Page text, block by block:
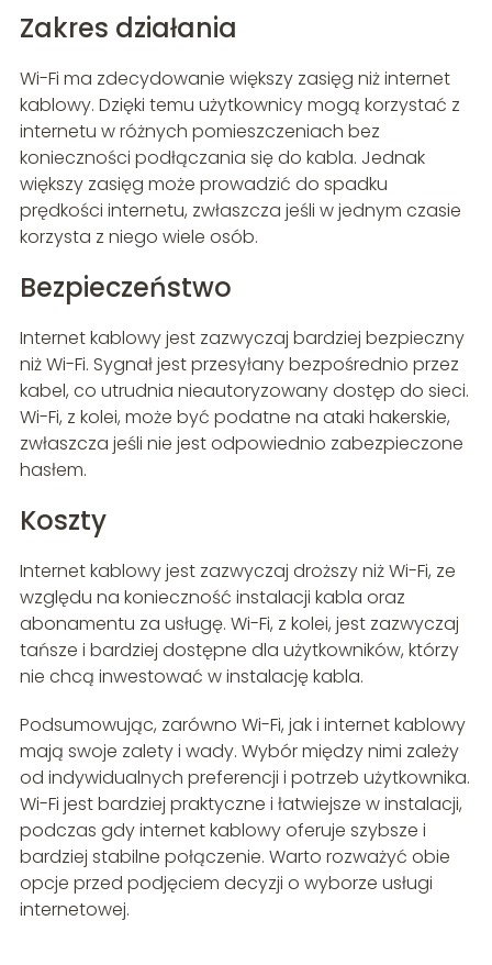
Zakres działania
Wi-Fi ma zdecydowanie większy zasięg niż internet
kablowy. Dzięki temu użytkownicy mogą korzystać z
internetu w różnych pomieszczeniach bez
konieczności podłączania się do kabla. Jednak
większy zasięg może prowadzić do spadku
prędkości internetu, zwłaszcza jeśli w jednym czasie
korzysta z niego wiele osób.
Bezpieczeństwo
Internet kablowy jest zazwyczaj bardziej bezpieczny
niż Wi-Fi. Sygnał jest przesyłany bezpośrednio przez
kabel, co utrudnia nieautoryzowany dostęp do sieci.
Wi-Fi, z kolei, może być podatne na ataki hakerskie,
zwłaszcza jeśli nie jest odpowiednio zabezpieczone
hasłem.
Koszty
Internet kablowy jest zazwyczaj droższy niż Wi-Fi, ze
względu na konieczność instalacji kabla oraz
abonamentu za usługę. Wi-Fi, z kolei, jest zazwyczaj
tańsze i bardziej dostępne dla użytkowników, którzy
nie chcą inwestować w instalację kabla.
Podsumowując, zarówno Wi-Fi, jak i internet kablowy
mają swoje zalety i wady. Wybór między nimi zależy
od indywidualnych preferencji i potrzeb użytkownika.
Wi-Fi jest bardziej praktyczne i łatwiejsze w instalacji,
podczas gdy internet kablowy oferuje szybsze i
bardziej stabilne połączenie. Warto rozważyć obie
opcje przed podjęciem decyzji o wyborze usługi
internetowej.